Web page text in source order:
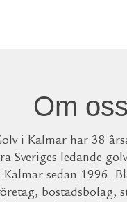
Om oss
i Kalmar har 38
Sveriges ledande
sedan 1996.
bostadsbolag,